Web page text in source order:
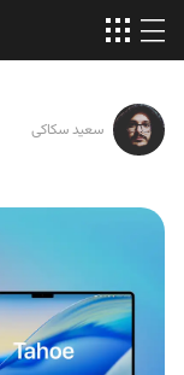
محصولات بیشتر
پشتیبانی
سعید سکاکی